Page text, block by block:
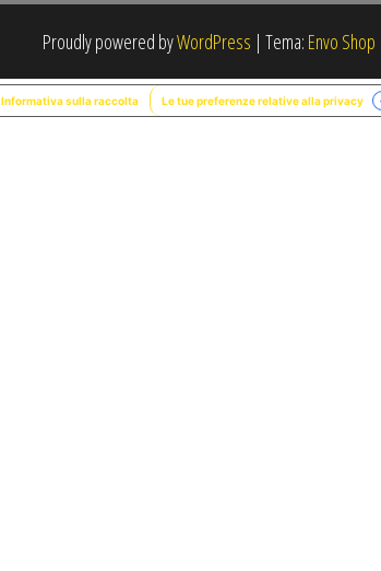
Proudly powered byWordPress | Tema: Envo Shop
Informativa sulla raccolta Le tue preferenze relative alla privacy